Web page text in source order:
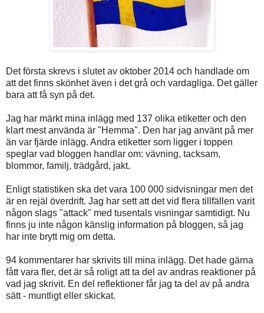
Det första skrevs i slutet av oktober 2014 och handlade om
att det finns skönhet även i det grå och vardagliga. Det gäller
bara att få syn på det.
Jag har märkt mina inlägg med 137 olika etiketter och den
klart mest använda är "Hemma". Den har jag använt på mer
än var fjärde inlägg. Andra etiketter som ligger i toppen
speglar vad bloggen handlar om: vävning, tacksam,
blommor, familj, trädgård, jakt.
Enligt statistiken ska det vara 100 000 sidvisningar men det
är en rejäl överdrift. Jag har sett att det vid flera tillfällen varit
någon slags "attack" med tusentals visningar samtidigt. Nu
finns ju inte någon känslig information på bloggen, så jag
har inte brytt mig om detta.
94 kommentarer har skrivits till mina inlägg. Det hade gärna
fått vara fler, det är så roligt att ta del av andras reaktioner på
vad jag skrivit. En del reflektioner får jag ta del av på andra
sätt - muntligt eller skickat.